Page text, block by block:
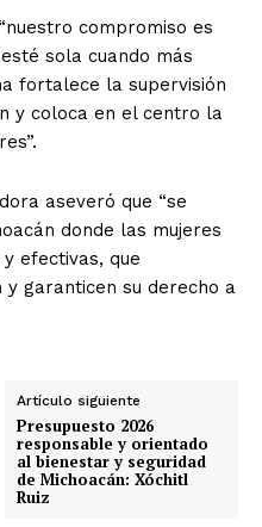
compromiso es
sola cuando más
fortalece la supervisión
y coloca en el centro la
aseveró que “se
donde las mujeres
efectivas, que
garanticen su derecho a
Artículo siguiente
Presupuesto 2026
responsable y orientado
al bienestar y seguridad
de Michoacán: Xóchitl
Ruiz